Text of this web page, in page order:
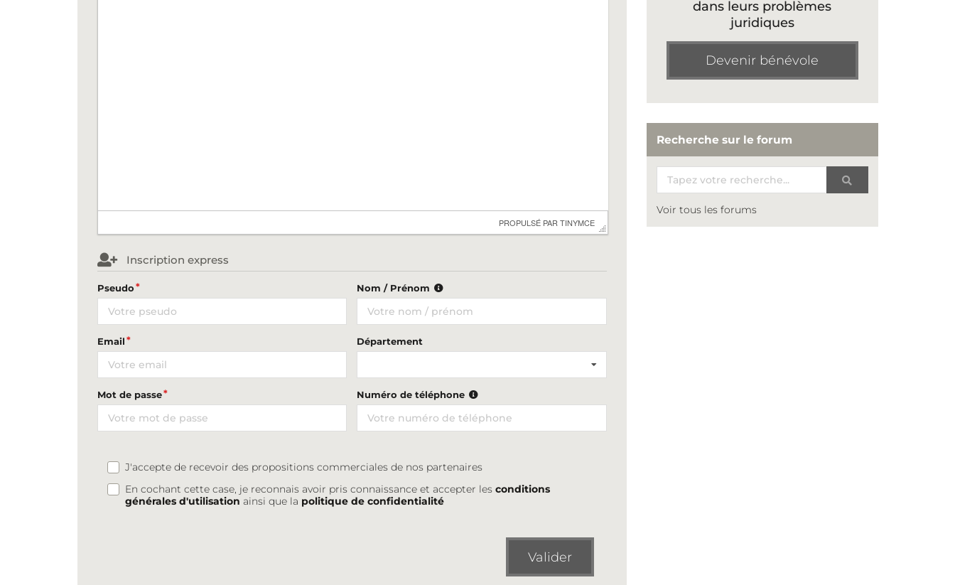
PROPULSÉ PAR TINYMCE
Inscription express
Pseudo Nom / Prénom
Email Département
Mot de passe Numéro de téléphone
J'accepte de recevoir des propositions commerciales de nos partenaires
En cochant cette case, je reconnais avoir pris connaissance et accepter lesconditions
générales d'utilisation ainsi que la politique de confidentialité
Valider
dans leurs problèmes
juridiques
Devenir bénévole
Recherche sur le forum
Voir tous les forums